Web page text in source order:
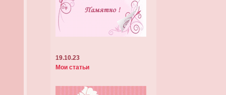
19.10.23
Мои статьи